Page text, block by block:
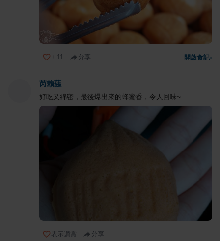
+ 11 分享 開啟食記›
芮賴蕬
好吃又綿密，最後爆出來的蜂蜜香，令人回味~
表示讚賞 分享